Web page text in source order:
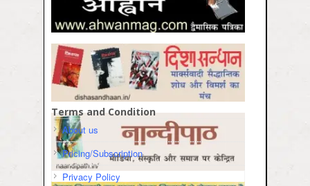
Terms and Condition
About us
Pricing/Subscription
Privacy Policy